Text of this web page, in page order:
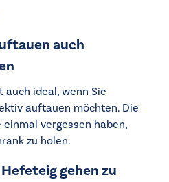
auch
auch ideal, wenn Sie
auftauen möchten. Die
vergessen haben,
zu holen.
gehen zu